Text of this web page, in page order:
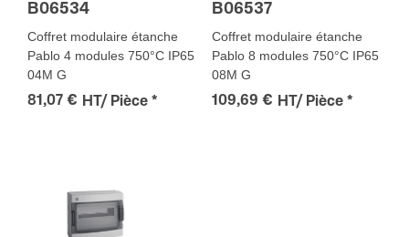
B06534
Coffret modulaire étanche
Pablo 4 modules 750°C IP65
04M G
81,07 € HT/ Pièce *
B06537
Coffret modulaire étanche
Pablo 8 modules 750°C IP65
08M G
109,69 € HT/ Pièce *